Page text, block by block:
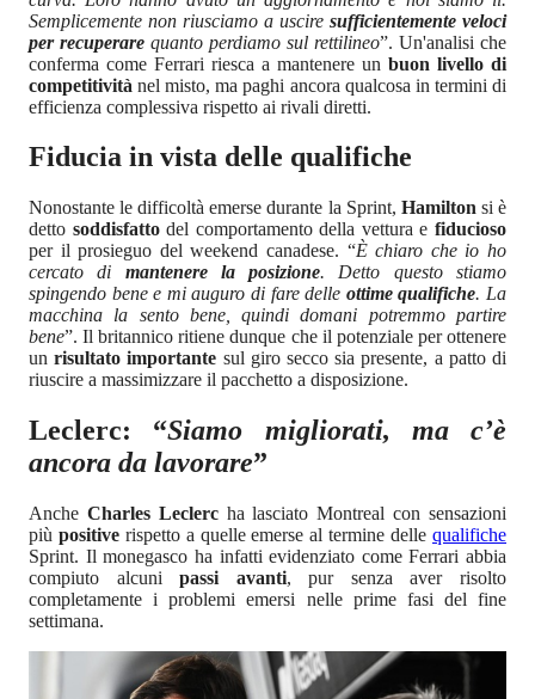
Semplicemente non riusciamo a uscire sufficientemente veloci
per recuperare quanto perdiamo sul rettilineo”. Un'analisi che
conferma come Ferrari riesca a mantenere un buon livello di
competitività nel misto, ma paghi ancora qualcosa in termini di
efficienza complessiva rispetto ai rivali diretti.
Fiducia in vista delle qualifiche
Nonostante le difficoltà emerse durante la Sprint, Hamilton si è
detto soddisfattodel comportamento della vettura efiducioso
per il prosieguo del weekend canadese. “È chiaro che io ho
cercato di mantenere la posizione. Detto questo stiamo
spingendo bene e mi auguro di fare delle ottime qualifiche. La
macchina la sento bene, quindi domani potremmo partire
bene”. Il britannico ritiene dunque che il potenziale per ottenere
unrisultato importante sul giro secco sia presente, a patto di
riuscire a massimizzare il pacchetto a disposizione.
Leclerc: “Siamo migliorati, ma c’è
ancora da lavorare”
Anche Charles Leclercha lasciato Montreal con sensazioni
più positive rispetto a quelle emerse al termine dellequalifiche
Sprint. Il monegasco ha infatti evidenziato come Ferrari abbia
compiuto alcunipassi avanti, pur senza aver risolto
completamente i problemi emersi nelle prime fasi del fine
settimana.